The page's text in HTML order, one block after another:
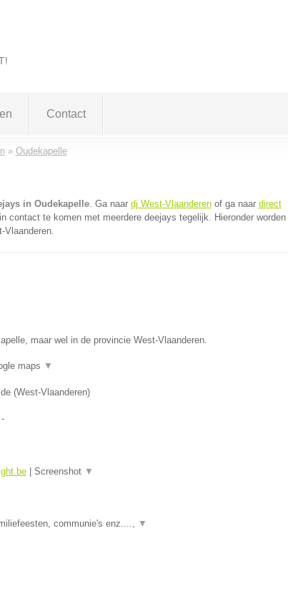
Contact
» Oudekapelle
in Oudekapelle. Ga naar dj West-Vlaanderenof ga naar direct
contact te komen met meerdere deejays tegelijk. Hieronder worden
Vlaanderen.
maar wel in de provincie West-Vlaanderen.
maps ▼
(West-Vlaanderen)
-
| Screenshot ▼
communie's enz...., ▼